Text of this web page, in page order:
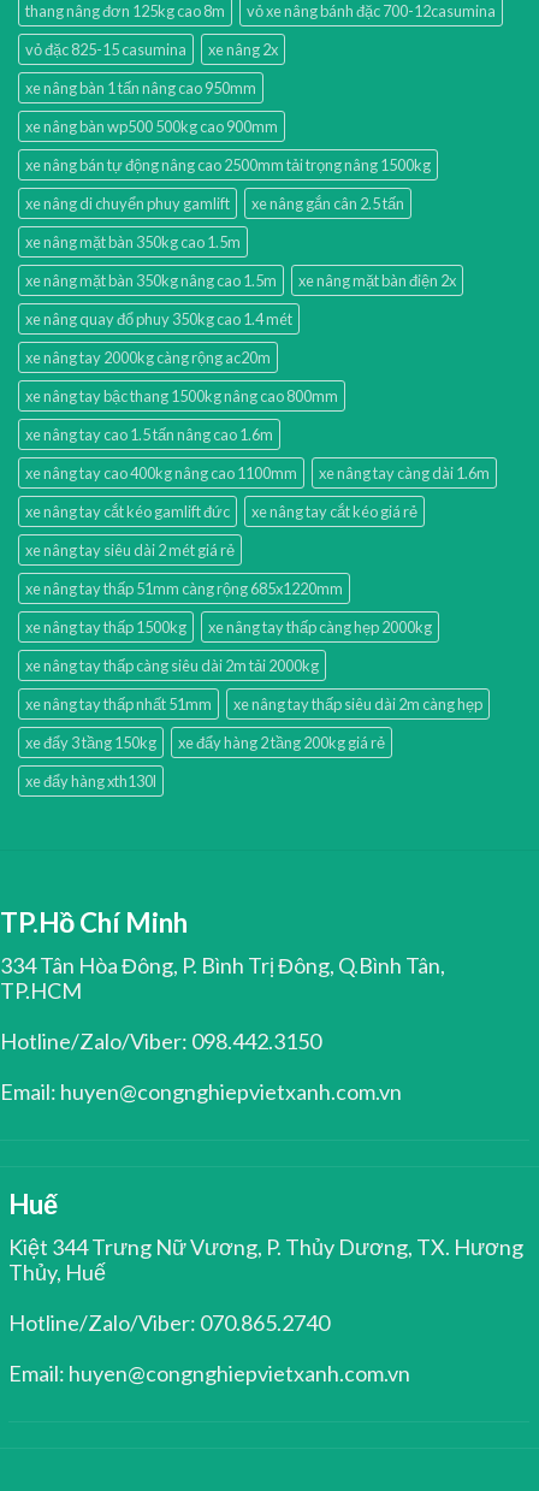
thang nâng đơn 125kg cao 8m
vỏ xe nâng bánh đặc 700-12casumina
vỏ đặc 825-15 casumina
xe nâng 2x
xe nâng bàn 1 tấn nâng cao 950mm
xe nâng bàn wp500 500kg cao 900mm
xe nâng bán tự động nâng cao 2500mm tải trọng nâng 1500kg
xe nâng di chuyển phuy gamlift
xe nâng gắn cân 2.5 tấn
xe nâng mặt bàn 350kg cao 1.5m
xe nâng mặt bàn 350kg nâng cao 1.5m
xe nâng mặt bàn điện 2x
xe nâng quay đổ phuy 350kg cao 1.4 mét
xe nâng tay 2000kg càng rộng ac20m
xe nâng tay bậc thang 1500kg nâng cao 800mm
xe nâng tay cao 1.5 tấn nâng cao 1.6m
xe nâng tay cao 400kg nâng cao 1100mm
xe nâng tay càng dài 1.6m
xe nâng tay cắt kéo gamlift đức
xe nâng tay cắt kéo giá rẻ
xe nâng tay siêu dài 2 mét giá rẻ
xe nâng tay thấp 51mm càng rộng 685x1220mm
xe nâng tay thấp 1500kg
xe nâng tay thấp càng hẹp 2000kg
xe nâng tay thấp càng siêu dài 2m tải 2000kg
xe nâng tay thấp nhất 51mm
xe nâng tay thấp siêu dài 2m càng hẹp
xe đẩy 3 tầng 150kg
xe đẩy hàng 2 tầng 200kg giá rẻ
xe đẩy hàng xth130l
TP.Hồ Chí Minh
334 Tân Hòa Đông, P. Bình Trị Đông, Q.Bình Tân,
TP.HCM
Hotline/Zalo/Viber: 098.442.3150
Email: huyen@congnghiepvietxanh.com.vn
Huế
Kiệt 344 Trưng Nữ Vương, P. Thủy Dương, TX. Hương
Thủy, Huế
Hotline/Zalo/Viber: 070.865.2740
Email: huyen@congnghiepvietxanh.com.vn